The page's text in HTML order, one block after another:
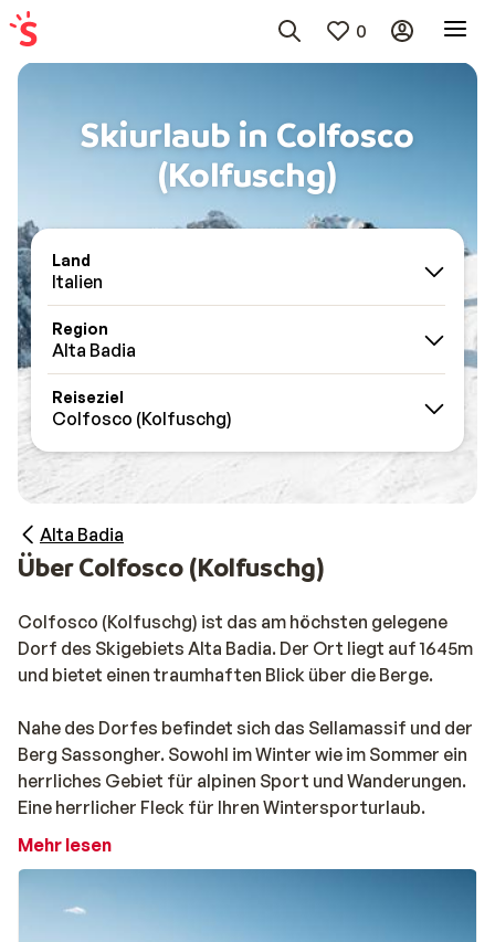
0
Skiurlaub in Colfosco
(Kolfuschg)
Land
Italien
Region
Alta Badia
Reiseziel
Colfosco (Kolfuschg)
Alta Badia
Über Colfosco (Kolfuschg)
Colfosco (Kolfuschg) ist das am höchsten gelegene
Dorf des Skigebiets Alta Badia. Der Ort liegt auf 1645m
und bietet einen traumhaften Blick über die Berge.
Nahe des Dorfes befindet sich das Sellamassif und der
Berg Sassongher. Sowohl im Winter wie im Sommer ein
herrliches Gebiet für alpinen Sport und Wanderungen.
Eine herrlicher Fleck für Ihren Wintersporturlaub.
Mehr lesen